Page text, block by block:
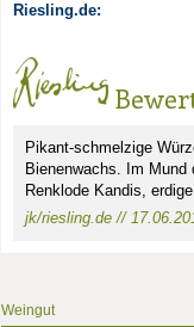
Riesling.de:
Pikant-schmelzige
Bienenwachs. Im
Renklode Kandis,
jk/riesling.de //
Weingut